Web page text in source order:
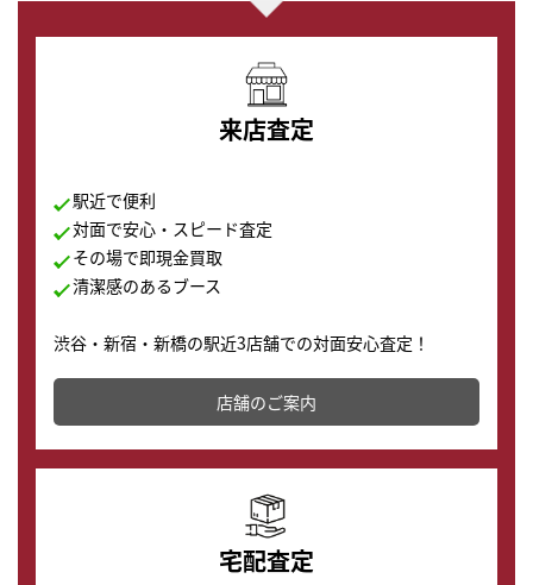
来店査定
駅近で便利
対面で安心・スピード査定
その場で即現金買取
清潔感のあるブース
渋谷・新宿・新橋の駅近3店舗での対面安心査定！
その場で現金買取致します。渋谷本店では、時計販売の
店舗を併設しており、下取りに出してお得に新しい時計
の購入もできます♪
店舗のご案内
宅配査定